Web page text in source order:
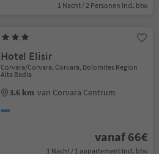
1 Nacht / 2 Personen Incl. btw
Hotel Elisir
Corvara/Corvara, Corvara, Dolomites Region
Alta Badia
3.6 km van Corvara Centrum
vanaf 66€
1 Nacht / 1 appartement Incl. btw